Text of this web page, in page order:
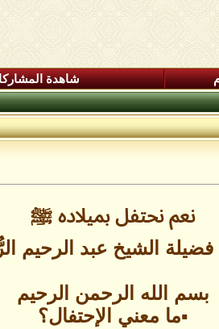
شاهدة
نعم نحتفل بميلاده ﷺ
فضيلة الشيخ عبد الرحيم
بسم الله الرحمن الرحيم
▪ما معني الإحتفال؟